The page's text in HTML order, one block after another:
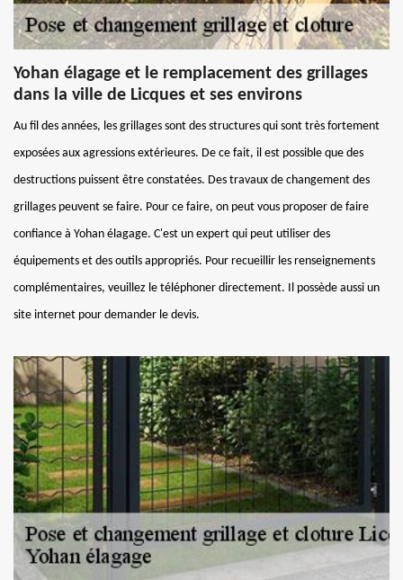
Yohan élagage et le remplacement des grillages
dans la ville de Licques et ses environs
Au fil des années, les grillages sont des structures qui sont très fortement
exposées aux agressions extérieures. De ce fait, il est possible que des
destructions puissent être constatées. Des travaux de changement des
grillages peuvent se faire. Pour ce faire, on peut vous proposer de faire
confiance à Yohan élagage. C'est un expert qui peut utiliser des
équipements et des outils appropriés. Pour recueillir les renseignements
complémentaires, veuillez le téléphoner directement. Il possède aussi un
site internet pour demander le devis.